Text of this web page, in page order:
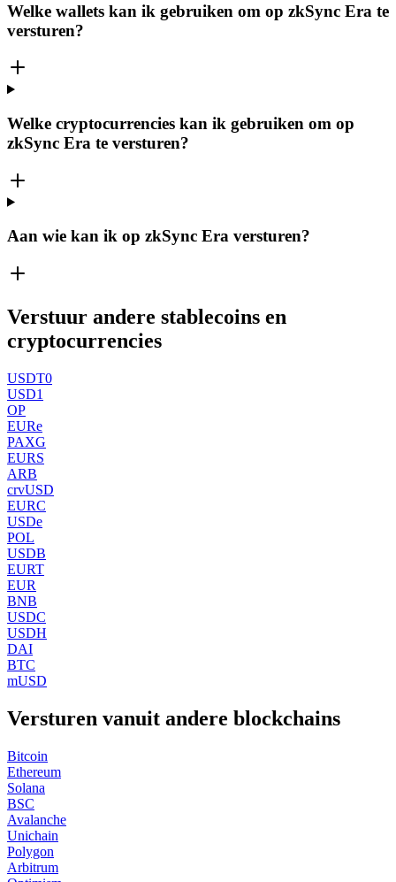
Welke wallets kan ik gebruiken om op zkSync Era te
versturen?
Welke cryptocurrencies kan ik gebruiken om op
zkSync Era te versturen?
Aan wie kan ik op zkSync Era versturen?
Verstuur andere stablecoins en
cryptocurrencies
USDT0
USD1
OP
EURe
PAXG
EURS
ARB
crvUSD
EURC
USDe
POL
USDB
EURT
EUR
BNB
USDC
USDH
DAI
BTC
mUSD
Versturen vanuit andere blockchains
Bitcoin
Ethereum
Solana
BSC
Avalanche
Unichain
Polygon
Arbitrum